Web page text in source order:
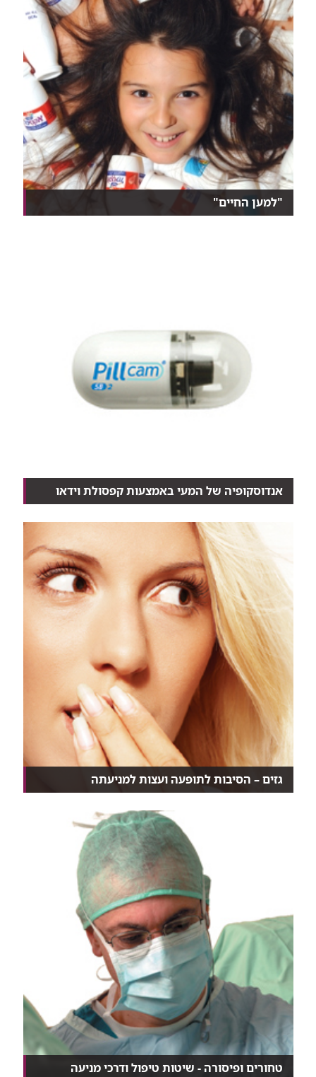
"למען החיים"
לרפואה הקונבנציונאלית לקח זמן לאמץ את הרעיון
אנדוסקופיה של המעי באמצעות קפסולת וידאו
גלולה זעירה, שנבלעת עם מעט מים ומתקדמת במורד
מערכת...
גזים – הסיבות לתופעה ועצות למניעתה
כל אחד מאיתנו, נשים וגברים כאחד, פולטים בממוצע
טחורים ופיסורה - שיטות טיפול ודרכי מניעה